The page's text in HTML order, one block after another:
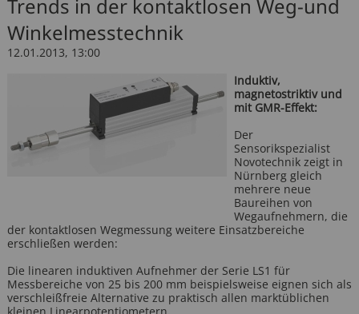
Trends in der kontaktlosen Weg-und
Winkelmesstechnik
12.01.2013, 13:00
Induktiv,
magnetostriktiv und
mit GMR-Effekt:
Der
Sensorikspezialist
Novotechnik zeigt in
Nürnberg gleich
mehrere neue
Baureihen von
Wegaufnehmern, die
der kontaktlosen Wegmessung weitere Einsatzbereiche
erschließen werden:
Die linearen induktiven Aufnehmer der Serie LS1 für
Messbereiche von 25 bis 200 mm beispielsweise eignen sich als
verschleißfreie Alternative zu praktisch allen marktüblichen
kleinen Linearpotentiometern.
Sitzverstellung
Funkfernbedienung
Motorendrehzahl
Hydraulikdruck